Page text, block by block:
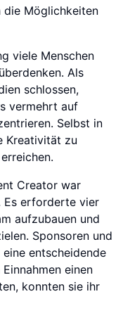
die Möglichkeiten
viele Menschen
Als
schlossen,
vermehrt auf
Selbst in
Kreativität zu
Creator war
Es erforderte vier
aufzubauen und
Sponsoren und
entscheidende
einen
konnten sie ihr